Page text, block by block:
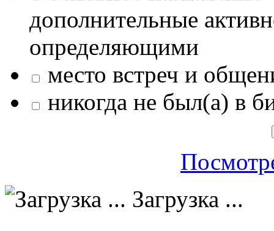
дополнительные
определяющими
место встреч и
никогда не был(а) в
Загрузка ...